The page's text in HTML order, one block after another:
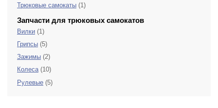
Трюковые самокаты (1)
Запчасти для трюковых самокатов
Вилки (1)
Грипсы (5)
Зажимы (2)
Колеса (10)
Рулевые (5)